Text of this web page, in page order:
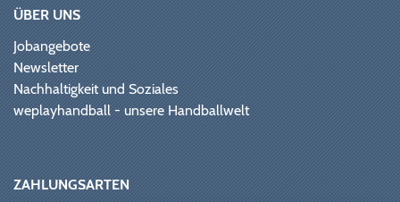
ÜBER UNS
Jobangebote
Newsletter
Nachhaltigkeit und Soziales
weplayhandball - unsere Handballwelt
ZAHLUNGSARTEN